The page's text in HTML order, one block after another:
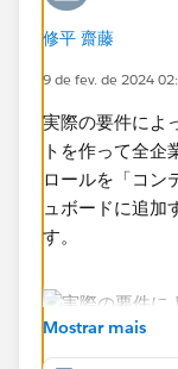
修平 齋藤
9 de fev. de 2024
実際の要件によ
トを作って全企
ロールを「コン
ュボードに追加
す。
Mostrar mais